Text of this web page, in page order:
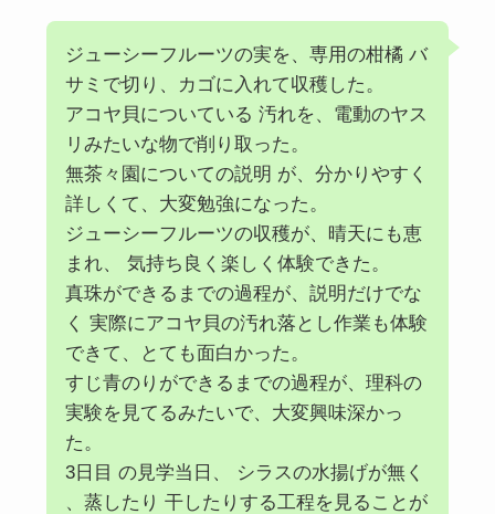
ジューシーフルーツの実を、専用の柑橘 バ
サミで切り、カゴに入れて収穫した。
アコヤ貝についている 汚れを、電動のヤス
リみたいな物で削り取った。
無茶々園についての説明 が、分かりやすく
詳しくて、大変勉強になった。
ジューシーフルーツの収穫が、晴天にも恵
まれ、 気持ち良く楽しく体験できた。
真珠ができるまでの過程が、説明だけでな
く 実際にアコヤ貝の汚れ落とし作業も体験
できて、とても面白かった。
すじ青のりができるまでの過程が、理科の
実験を見てるみたいで、大変興味深かっ
た。
3日目 の見学当日、 シラスの水揚げが無く
、蒸したり 干したりする工程を見ることが